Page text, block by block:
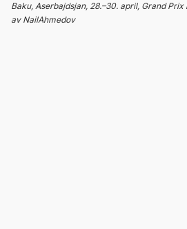
Baku, Aserbajdsjan, 28.–30. april, Grand
av NailAhmedov